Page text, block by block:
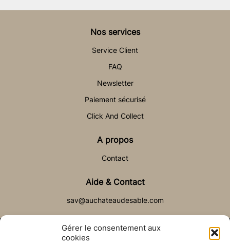
Gérer le consentement aux
cookies
Nos services
Service Client
FAQ
Newsletter
Paiement sécurisé
Click And Collect
A propos
Contact
Aide & Contact
sav@auchateaudesable.com